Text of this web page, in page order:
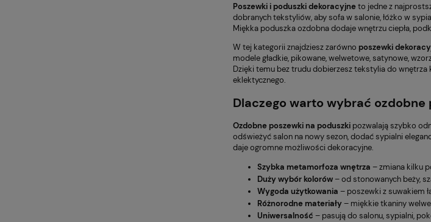
Poszewki i poduszki dekoracyjneto jedne z
dobranych tekstyliów, aby sofa w salonie, łóżko w
Miękka poduszka ozdobna dodaje wnętrzu ciepła,
W tej kategorii znajdziesz zarówno poszewki
modele gładkie, pikowane, welwetowe, satynowe,
Dzięki temu bez trudu dobierzesz tekstylia do
eklektycznego.
Dlaczego warto wybrać ozdobne
Ozdobne poszewki na poduszki pozwalają szybko
odświeżyć salon na nowy sezon, dodać sypialni
daje ogromne możliwości dekoracyjne.
Szybka metamorfoza wnętrza – zmiana kilku
Duży wybór kolorów– od stonowanych beży,
Wygoda użytkowania – poszewki z suwakiem
Różnorodne materiały– miękkie tkaniny
Uniwersalność – pasują do salonu, sypialni,